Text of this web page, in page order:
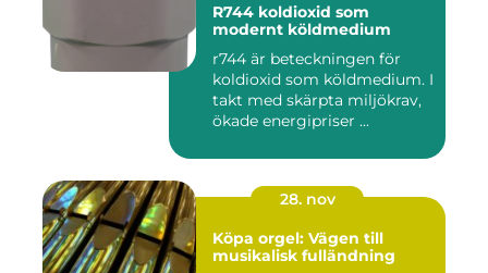
R744 koldioxid som
modernt köldmedium
r744 är beteckningen för
koldioxid som köldmedium. I
takt med skärpta miljökrav,
ökade energipriser ...
28. nov
Köpa orgel: Vägen till
musikalisk fulländning